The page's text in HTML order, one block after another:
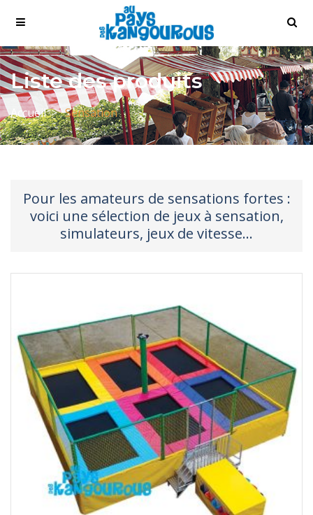
Liste des produits
Accueil Sensation
Pour les amateurs de sensations fortes :
voici une sélection de jeux à sensation,
simulateurs, jeux de vitesse…